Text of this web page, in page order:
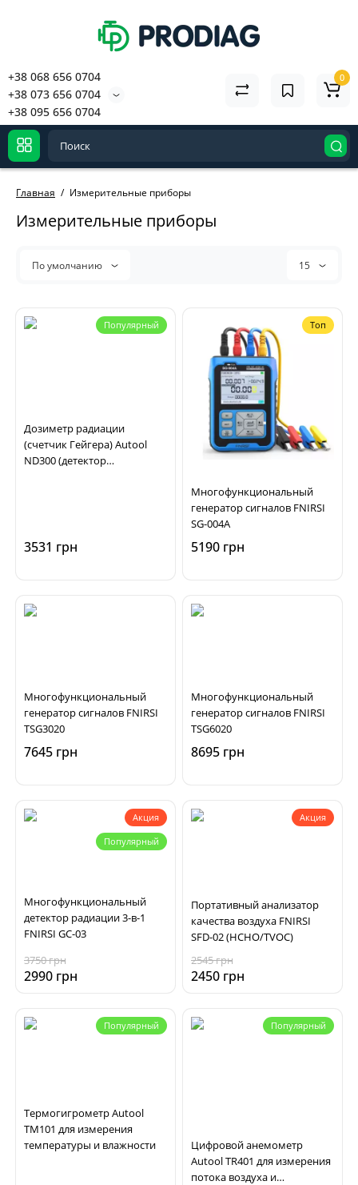
+38 068 656 0704
+38 073 656 0704
+38 095 656 0704
0
Главная Измерительные приборы
Измерительные приборы
По умолчанию 15
Популярный
Дозиметр радиации
(счетчик Гейгера) Autool
ND300 (детектор
3531 грн
Топ
Многофункциональный
генератор сигналов FNIRSI
SG-004A
5190 грн
Многофункциональный
генератор сигналов FNIRSI
TSG3020
7645 грн
Многофункциональный
генератор сигналов FNIRSI
TSG6020
8695 грн
Акция
Популярный
Многофункциональный
детектор радиации 3-в-1
FNIRSI GC-03
3750 грн
2990 грн
Акция
Портативный анализатор
качества воздуха FNIRSI
SFD-02 (HCHO/TVOC)
2545 грн
2450 грн
Популярный
Термогигрометр Autool
TM101 для измерения
температуры и влажности
Популярный
Цифровой анемометр
Autool TR401 для измерения
потока воздуха и